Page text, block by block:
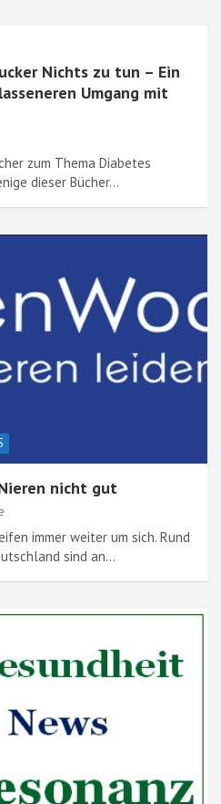
Nichts zu tun – Ein
Umgang mit
zum Thema Diabetes
dieser Bücher…
nicht gut
immer weiter um sich. Rund
sind an…